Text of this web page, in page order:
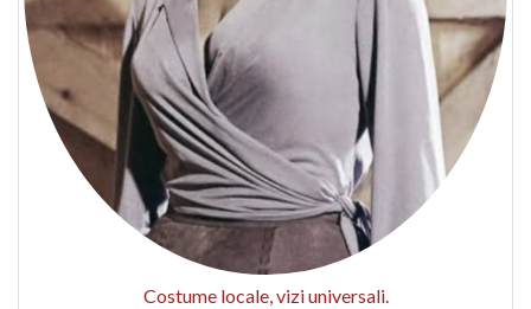
Costume locale, vizi universali.